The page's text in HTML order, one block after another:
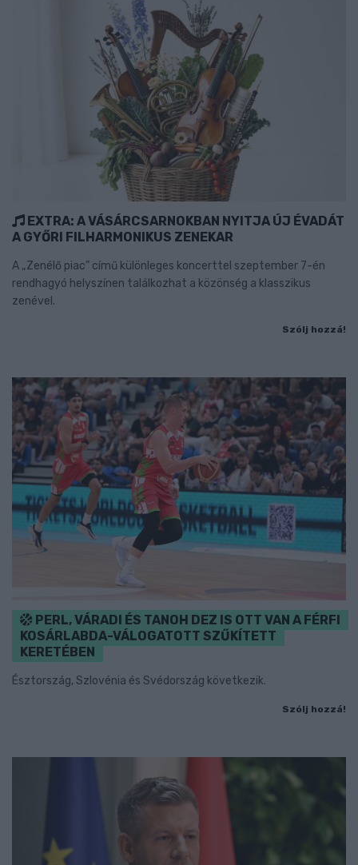
EXTRA: A VÁSÁRCSARNOKBAN NYITJA ÚJ ÉVADÁT
A GYŐRI FILHARMONIKUS ZENEKAR
A „Zenélő piac” című különleges koncerttel szeptember 7-én
rendhagyó helyszínen találkozhat a közönség a klasszikus
zenével.
Szólj hozzá!
PERL, VÁRADI ÉS TANOH DEZ IS OTT VAN A FÉRFI
KOSÁRLABDA-VÁLOGATOTT SZŰKÍTETT
KERETÉBEN
Észtország, Szlovénia és Svédország következik.
Szólj hozzá!